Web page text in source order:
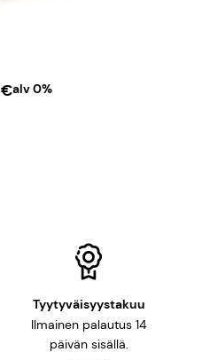
€alv 0%
Tyytyväisyystakuu
Ilmainen palautus 14
päivän sisällä.